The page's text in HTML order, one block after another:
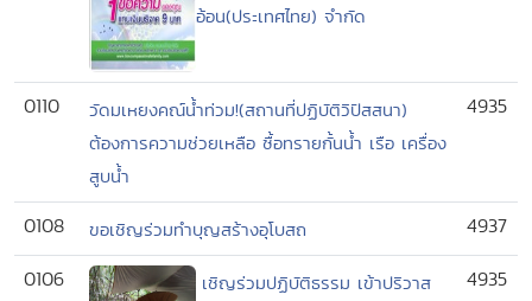
อ้อน(ประเทศไทย) จำกัด
0110
วัดมเหยงคณ์น้ำท่วม!(สถานที่ปฏิบัติวิปัสสนา)
ต้องการความช่วยเหลือ ซื้อทรายกั้นน้ำ เรือ เครื่อง
สูบน้ำ
4935
0108 ขอเชิญร่วมทำบุญสร้างอุโบสถ
4937
0106
เชิญร่วมปฏิบัติธรรม เข้าปริวาส
4935